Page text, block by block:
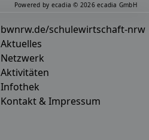
bwnrw.de/schulewirtschaft-nrw
Aktuelles
Netzwerk
Aktivitäten
Infothek
Kontakt & Impressum
Powered by ecadia © 2026 ecadia GmbH